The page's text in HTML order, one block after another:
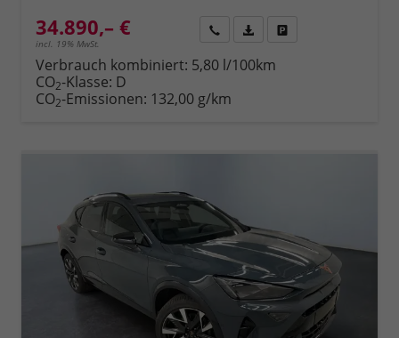
34.890,– €
incl. 19% MwSt.
Rückruf PDF-Datei, Fahrzeugexposé
Verbrauch kombiniert: 5,80 l/100km
CO2-Klasse: D
CO2-Emissionen: 132,00 g/km